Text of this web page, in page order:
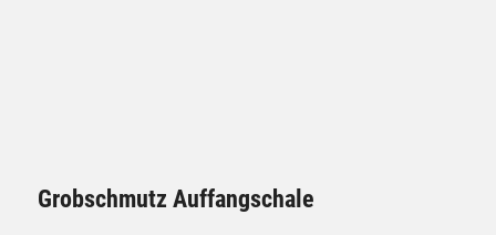
Grobschmutz Auffangschale